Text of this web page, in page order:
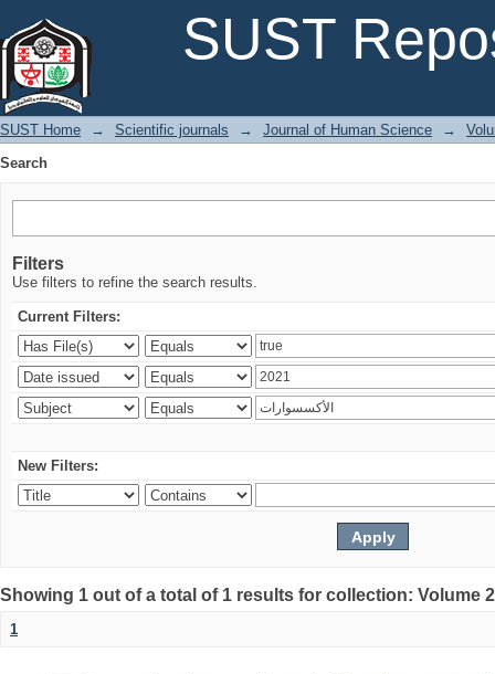
SUST
SUST Home → Scientific journals → Journal of Human Science →
Search
Filters
Use filters to refine the search results.
Current Filters:
New Filters:
Showing 1 out of a total of 1 results for collection: Volume
1